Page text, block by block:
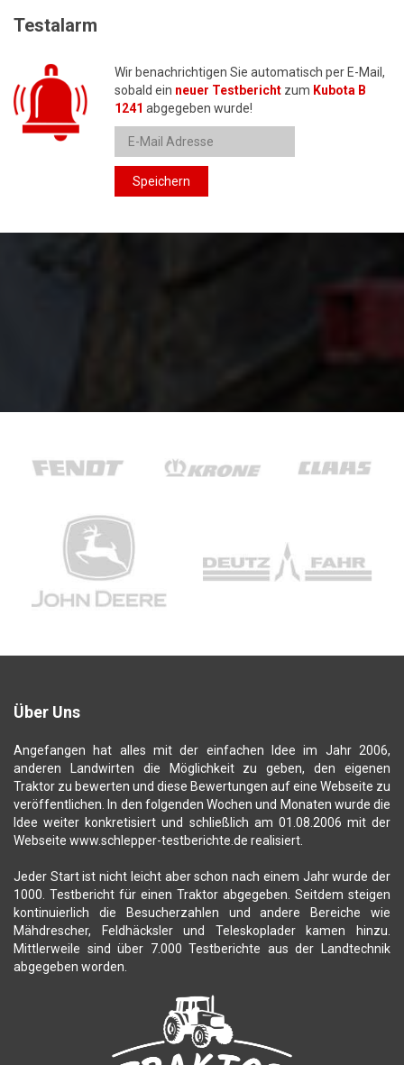
Testalarm
Wir benachrichtigen Sie automatisch per E-Mail,
sobald ein neuer Testbericht zum Kubota B
1241 abgegeben wurde!
Speichern
Über Uns
Angefangen hat alles mit der einfachen Idee im Jahr 2006,
anderen Landwirten die Möglichkeit zu geben, den eigenen
Traktor zu bewerten und diese Bewertungen auf eine Webseite zu
veröffentlichen. In den folgenden Wochen und Monaten wurde die
Idee weiter konkretisiert und schließlich am 01.08.2006 mit der
Webseite www.schlepper-testberichte.de realisiert.
Jeder Start ist nicht leicht aber schon nach einem Jahr wurde der
1000. Testbericht für einen Traktor abgegeben. Seitdem steigen
kontinuierlich die Besucherzahlen und andere Bereiche wie
Mähdrescher, Feldhäcksler und Teleskoplader kamen hinzu.
Mittlerweile sind über 7.000 Testberichte aus der Landtechnik
abgegeben worden.